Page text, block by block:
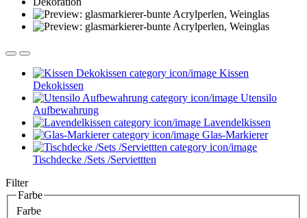
Kissen
Dekokissen
Utensilo
Aufbewahrung
Lavendelkissen
Glas-Markierer
Tischdecke /Sets /Serviettten
Filter
Farbe
Farbe